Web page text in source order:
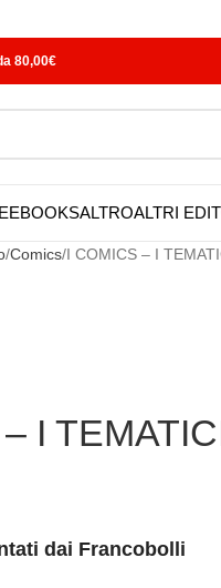
80,00€
EBOOKSALTROALTRI
Comics I COMICS – I
I
dai Francobolli